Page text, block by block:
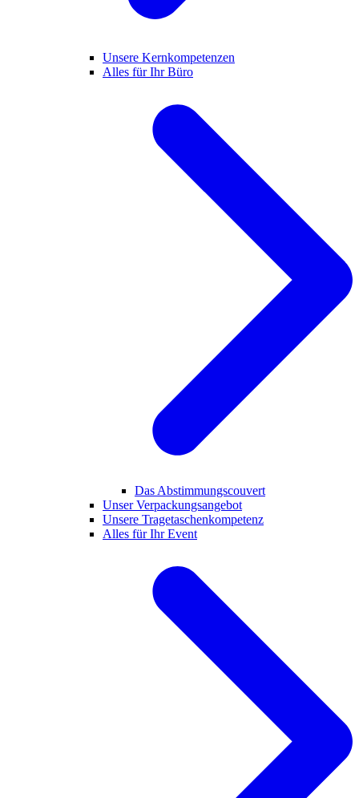
Unsere Kernkompetenzen
Alles für Ihr Büro
Das Abstimmungscouvert
Unser Verpackungsangebot
Unsere Tragetaschenkompetenz
Alles für Ihr Event